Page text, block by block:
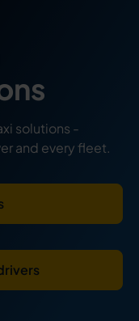
solutions -
and every fleet.